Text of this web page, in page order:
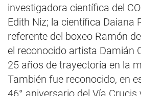
investigadora científica del
Edith Niz; la científica Daiana
referente del boxeo Ramón
el reconocido artista Damián
25 años de trayectoria en la
También fue reconocido, en